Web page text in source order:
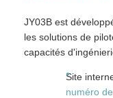
JY03B est
les solutions de
capacités
Site
numéro